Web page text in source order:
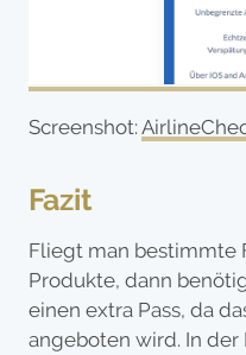
Screenshot:
Fazit
Fliegt man bestimmte
Produkte, dann
einen extra Pass, da
angeboten wird. In der